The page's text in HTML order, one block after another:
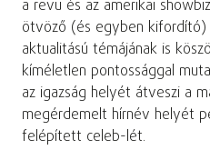
a revü és az amerikai
ötvöző (és egyben
aktualitású témájának is
kíméletlen pontossággal
az igazság helyét átveszi a
megérdemelt hírnév helyét
felépített celeb-lét.